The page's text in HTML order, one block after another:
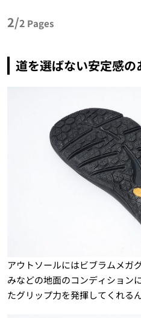
2/2 Pages
道を選ばない安定感の
アウトソールにはビブラムメガ
みなどの地面のコンディション
たグリップ力を発揮してくれるん